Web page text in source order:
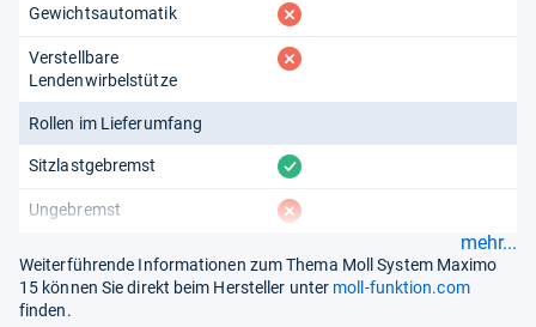
Gewichtsautomatik fehlt
Verstellbare
Lendenwirbelstütze
fehlt
Rollen im Lieferumfang
Sitzlastgebremst vorhanden
Ungebremst fehlt
mehr...
Weiterführende Informationen zum Thema Moll System Maximo
15 können Sie direkt beim Hersteller unter moll-funktion.com
finden.